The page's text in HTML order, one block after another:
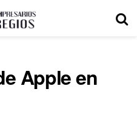
Apple en